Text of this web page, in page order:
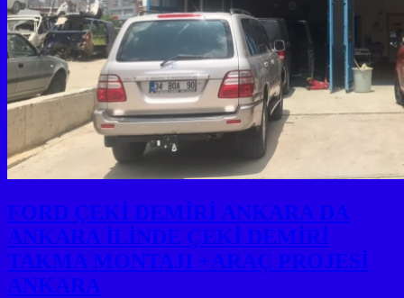
FORD ÇEKİ DEMİRİ ANKARA DA
ANKARA İLİNDE ÇEKİ DEMİRİ
TAKMA MONTAJI +ARAÇ PROJESİ
ANKARA